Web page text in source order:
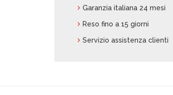
Garanzia italiana 24 mesi
Reso fino a 15 giorni
Servizio assistenza clienti